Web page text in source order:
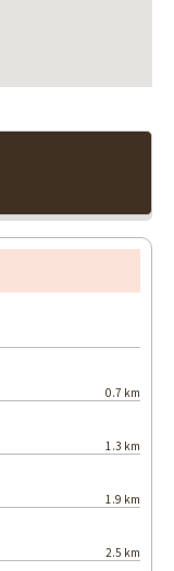
0.7 km
1.3 km
1.9 km
2.5 km